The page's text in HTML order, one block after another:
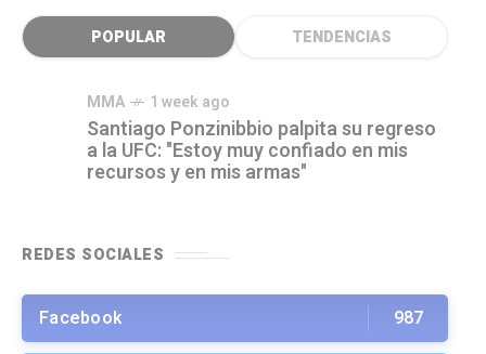
POPULAR TENDENCIAS
MMA 1 week ago
Santiago Ponzinibbio palpita su regreso
a la UFC: "Estoy muy confiado en mis
recursos y en mis armas"
REDES SOCIALES
Facebook 987